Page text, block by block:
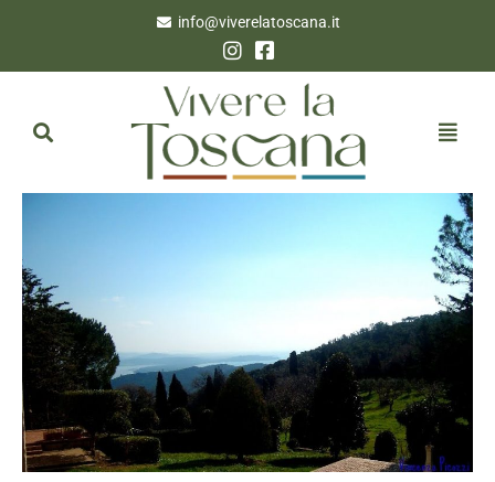
info@viverelatoscana.it